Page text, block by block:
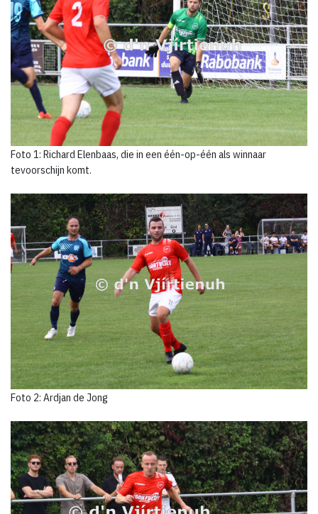
Foto 1: Richard Elenbaas, die in een één-op-één als winnaar
tevoorschijn komt.
Foto 2: Ardjan de Jong